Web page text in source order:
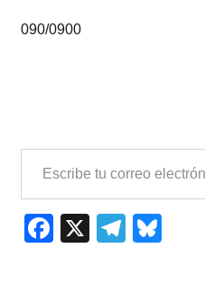
090/0900
Facebook
X